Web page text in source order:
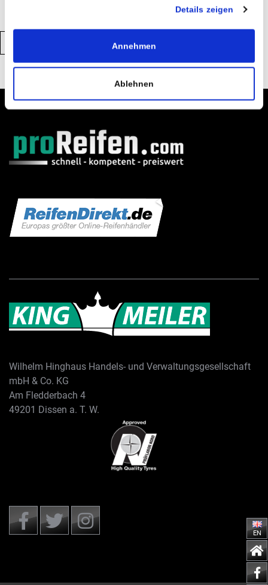
Details zeigen
Annehmen
Ablehnen
EN
Order online now
Wilhelm Hinghaus Handels- und Verwaltungsgesellschaft
mbH & Co. KG
Am Fledderbach 4
49201 Dissen a. T. W.